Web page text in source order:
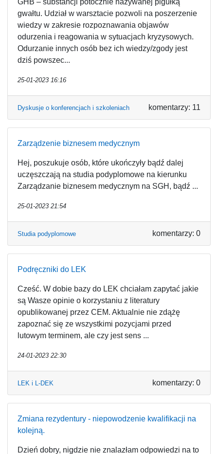
GHB – substancji potocznie nazywanej pigułką
gwałtu. Udział w warsztacie pozwoli na poszerzenie
wiedzy w zakresie rozpoznawania objawów
odurzenia i reagowania w sytuacjach kryzysowych.
Odurzanie innych osób bez ich wiedzy/zgody jest
dziś powszec...
25-01-2023 16:16
Dyskusje o konferencjach i szkoleniach komentarzy: 11
Zarządzenie biznesem medycznym
Hej, poszukuje osób, które ukończyły bądź dalej
uczęszczają na studia podyplomowe na kierunku
Zarządzanie biznesem medycznym na SGH, bądź ...
25-01-2023 21:54
Studia podyplomowe komentarzy: 0
Podręczniki do LEK
Cześć. W dobie bazy do LEK chciałam zapytać jakie
są Wasze opinie o korzystaniu z literatury
opublikowanej przez CEM. Aktualnie nie zdążę
zapoznać się ze wszystkimi pozycjami przed
lutowym terminem, ale czy jest sens ...
24-01-2023 22:30
LEK i L-DEK komentarzy: 0
Zmiana rezydentury - niepowodzenie kwalifikacji na
kolejną.
Dzień dobry, nigdzie nie znalazłam odpowiedzi na to